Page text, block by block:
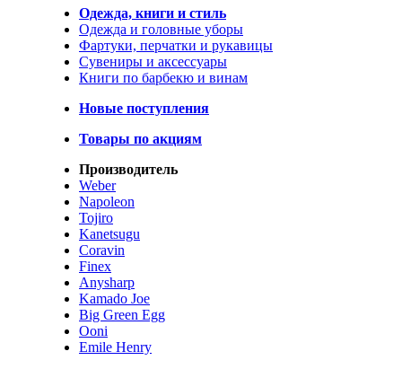
Одежда, книги и стиль
Одежда и головные уборы
Фартуки, перчатки и рукавицы
Сувениры и аксессуары
Книги по барбекю и винам
Новые поступления
Товары по акциям
Производитель
Weber
Napoleon
Tojiro
Kanetsugu
Coravin
Finex
Anysharp
Kamado Joe
Big Green Egg
Ooni
Emile Henry